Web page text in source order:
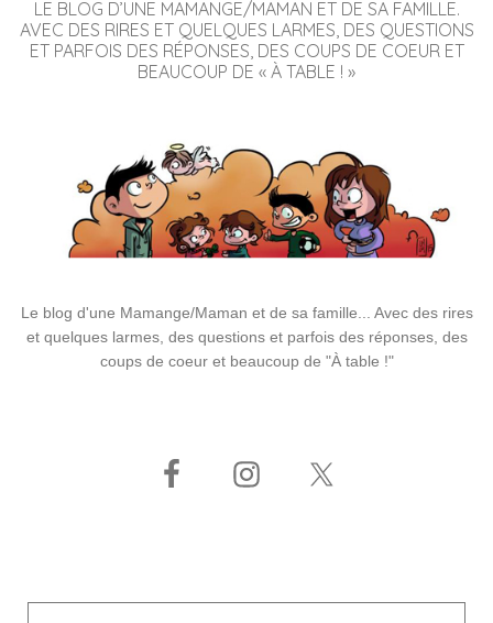
LE BLOG D’UNE MAMANGE/MAMAN ET DE SA FAMILLE.
AVEC DES RIRES ET QUELQUES LARMES, DES QUESTIONS
ET PARFOIS DES RÉPONSES, DES COUPS DE COEUR ET
BEAUCOUP DE « À TABLE ! »
Le blog d'une Mamange/Maman et de sa famille... Avec des rires
et quelques larmes, des questions et parfois des réponses, des
coups de coeur et beaucoup de "À table !"